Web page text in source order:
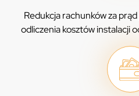
Redukcja rachunków za
odliczenia kosztów instalacji